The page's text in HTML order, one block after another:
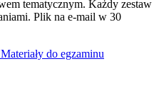
tematycznym. Każdy zestaw
Plik na e-mail w 30
Materiały do egzaminu